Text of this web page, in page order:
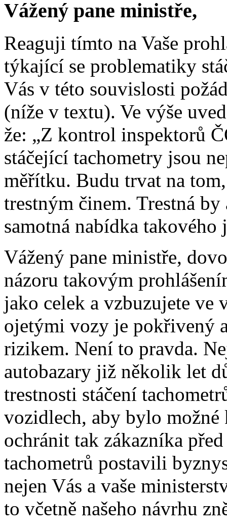
Vážený pane ministře,
Reaguji tímto na Vaše
týkající se problematiky
Vás v této souvislosti
(níže v textu). Ve výše
že: „Z kontrol inspektorů
stáčející tachometry jsou
měřítku. Budu trvat na
trestným činem. Trestná
samotná nabídka takového
Vážený pane ministře,
názoru takovým
jako celek a vzbuzujete ve
ojetými vozy je pokřivený
rizikem. Není to pravda.
autobazary již několik let
trestnosti stáčení
vozidlech, aby bylo
ochránit tak zákazníka
tachometrů postavili
nejen Vás a vaše
to včetně našeho návrhu